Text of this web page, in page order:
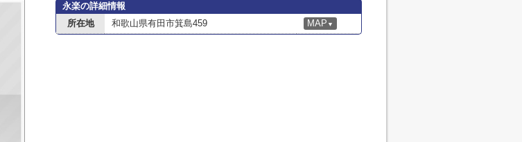
永楽の詳細情報
所在地
和歌山県有田市箕島459 MAP ▼